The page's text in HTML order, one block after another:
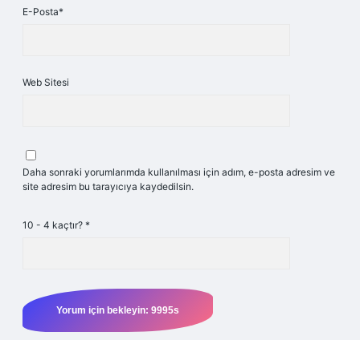
E-Posta*
Web Sitesi
Daha sonraki yorumlarımda kullanılması için adım, e-posta adresim ve
site adresim bu tarayıcıya kaydedilsin.
10 - 4 kaçtır? *